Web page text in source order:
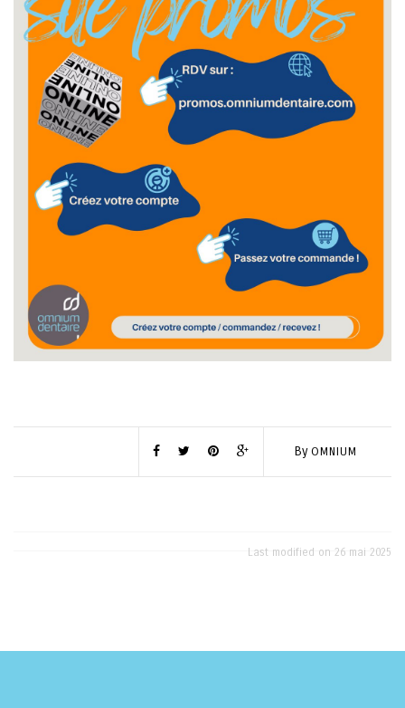
By OMNIUM
Last modified on 26 mai 2025